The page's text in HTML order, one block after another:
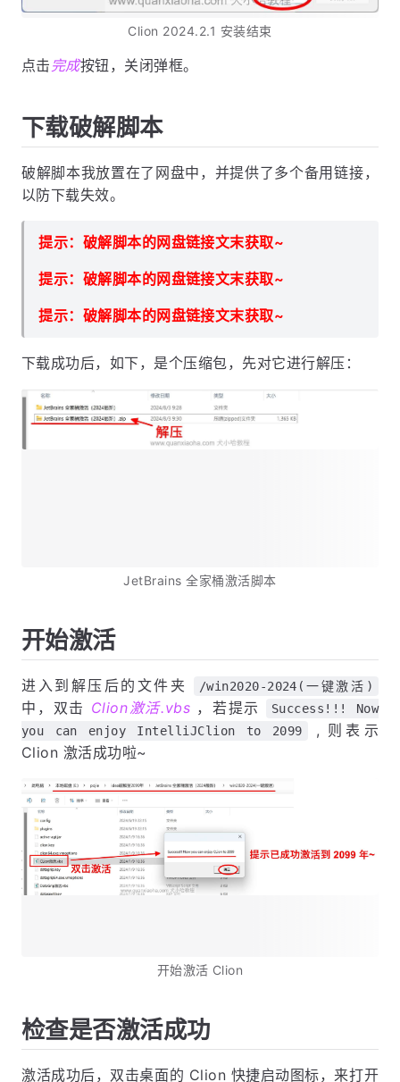
Clion 2024.2.1 安装结束
点击 完成按钮，关闭弹框。
下载破解脚本
破解脚本我放置在了网盘中，并提供了多个备用链接，
以防下载失效。
提示：破解脚本的网盘链接文末获取~
提示：破解脚本的网盘链接文末获取~
提示：破解脚本的网盘链接文末获取~
下载成功后，如下，是个压缩包，先对它进行解压：
JetBrains 全家桶激活脚本
开始激活
进入到解压后的文件夹 /win2020-2024(一键激活)
中，双击 Clion激活.vbs ，若提示
Success!!! Now
you can enjoy IntelliJClion to 2099
, 则表示
Clion 激活成功啦~
开始激活 Clion
检查是否激活成功
激活成功后，双击桌面的 Clion 快捷启动图标，来打开